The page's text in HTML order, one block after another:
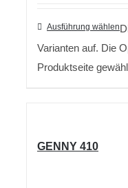
Ausführung wählen
Varianten auf. Die
Produktseite
GENNY 410